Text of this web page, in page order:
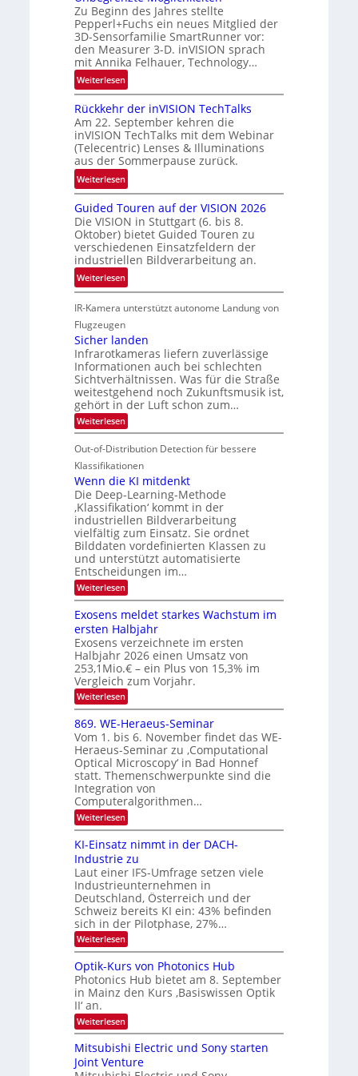
R
a
u
m
f
a
h
r
t
t
e
c
h
i
k
n
e
r
s
c
h
t
z
w
i
s
c
h
e
n
4
K
M
e
m
s
u
n
d
M
a
n
t
i
S
p
e
c
t
r
a
Zu Beginn des Jahres stellte
Pepperl+Fuchs ein neues Mitglied der
3D-Sensorfamilie SmartRunner vor:
den Measurer 3-D. inVISION sprach
mit Annika Felhauer, Technology…
Weiterlesen:
U
n
b
e
g
r
e
z
t
e
M
ö
g
l
i
c
h
k
e
i
t
e
n
Rückkehr der inVISION TechTalks
Am 22. September kehren die
inVISION TechTalks mit dem Webinar
(Telecentric) Lenses & Illuminations
aus der Sommerpause zurück.
Weiterlesen:
R
ü
c
k
k
e
h
d
e
r
i
n
V
I
S
I
O
N
T
e
c
h
T
a
l
k
s
Guided Touren auf der VISION 2026
Die VISION in Stuttgart (6. bis 8.
Oktober) bietet Guided Touren zu
verschiedenen Einsatzfeldern der
industriellen Bildverarbeitung an.
Weiterlesen:
G
u
i
d
e
d
T
o
u
r
e
u
f
d
e
r
V
I
S
I
O
N
2
0
2
6
IR-Kamera unterstützt autonome Landung von
Flugzeugen
Sicher landen
Infrarotkameras liefern zuverlässige
Informationen auch bei schlechten
Sichtverhältnissen. Was für die Straße
weitestgehend noch Zukunftsmusik ist,
gehört in der Luft schon zum…
Weiterlesen:
S
c
h
r
l
a
n
d
e
n
Out-of-Distribution Detection für bessere
Klassifikationen
Wenn die KI mitdenkt
Die Deep-Learning-Methode
‚Klassifikation‘ kommt in der
industriellen Bildverarbeitung
vielfältig zum Einsatz. Sie ordnet
Bilddaten vordefinierten Klassen zu
und unterstützt automatisierte
Entscheidungen im…
Weiterlesen:
W
n
n
d
i
e
K
I
m
i
t
e
n
k
t
Exosens meldet starkes Wachstum im
ersten Halbjahr
Exosens verzeichnete im ersten
Halbjahr 2026 einen Umsatz von
253,1Mio.€ – ein Plus von 15,3% im
Vergleich zum Vorjahr.
Weiterlesen:
E
x
o
s
e
n
s
m
e
l
d
e
t
s
t
a
r
k
e
s
W
a
c
h
s
t
u
i
m
e
r
s
869. WE-Heraeus-Seminar
Vom 1. bis 6. November findet das WE-
Heraeus-Seminar zu ‚Computational
Optical Microscopy‘ in Bad Honnef
statt. Themenschwerpunkte sind die
Integration von
Computeralgorithmen…
Weiterlesen:
8
9
.
W
E
-
H
e
r
a
e
u
s
-
S
m
i
a
r
KI-Einsatz nimmt in der DACH-
Industrie zu
Laut einer IFS-Umfrage setzen viele
Industrieunternehmen in
Deutschland, Österreich und der
Schweiz bereits KI ein: 43% befinden
sich in der Pilotphase, 27%…
Weiterlesen:
K
-
E
i
s
a
z
n
i
Optik-Kurs von Photonics Hub
Photonics Hub bietet am 8. September
in Mainz den Kurs ‚Basiswissen Optik
II‘ an.
Weiterlesen:
O
p
t
i
Mitsubishi Electric und Sony starten
Joint Venture